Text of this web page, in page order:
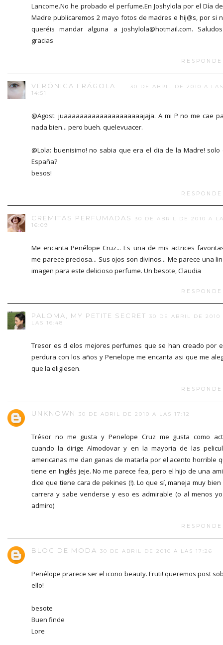
Lancome.No he probado el perfume.En Joshylola por el Día
Madre publicaremos 2 mayo fotos de madres e hij@s, por si
queréis mandar alguna a joshylola@hotmail.com.
gracias
VERÓNICA FRÁGOLA
30 DE ABRIL DE 2010 A LAS
14:51
@Agost: juaaaaaaaaaaaaaaaaaaaajaja. A mi P no me cae
nada bien... pero bueh. quelevuacer.
@Lola: buenisimo! no sabia que era el dia de la Madre! solo
España?
besos!
CREMITAS PERFUMADAS
30 DE ABRIL DE 2010 A
16:09
Me encanta Penélope Cruz... Es una de mis actrices
me parece preciosa... Sus ojos son divinos... Me parece una
imagen para este delicioso perfume. Un besote, Claudia
PALOMA, MY PETITE SECRET
30 DE ABRIL DE 2010
LAS 16:48
Tresor es d elos mejores perfumes que se han creado por
perdura con los años y Penelope me encanta asi que me
que la eligiesen.
UNKNOWN 30 DE ABRIL DE 2010 A LAS 17:12
Trésor no me gusta y Penelope Cruz me gusta como
cuando la dirige Almodovar y en la mayoria de las
americanas me dan ganas de matarla por el acento horrible
tiene en Inglés jeje. No me parece fea, pero el hijo de una
dice que tiene cara de pekines (!). Lo que sí, maneja muy bien
carrera y sabe venderse y eso es admirable (o al menos
admiro)
BLOC DE MODA 30 DE ABRIL DE 2010 A LAS 17:26
Penélope prarece ser el icono beauty. Fruti! queremos post
ello!
besote
Buen finde
Lore